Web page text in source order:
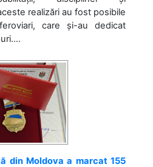
realizări au fost posibile
care și-au dedicat
din Moldova a marcat 155